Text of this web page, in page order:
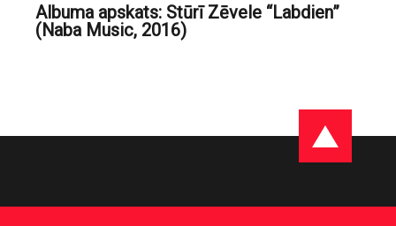
Albuma apskats: Stūrī Zēvele “Labdien”
(Naba Music, 2016)